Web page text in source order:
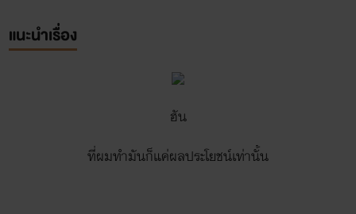
แนะนำเรื่อง
ฮัน
ที่ผมทำมันก็แค่ผลประโยชน์เท่านั้น